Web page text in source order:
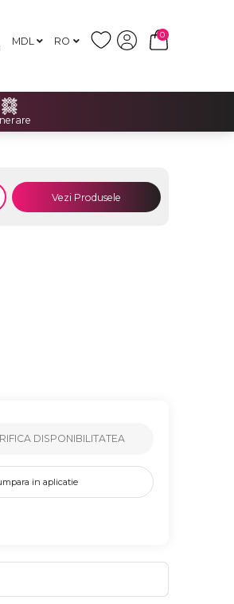
MDL RO
0
Vezi Produsele
DISPONIBILITATEA
in aplicatie